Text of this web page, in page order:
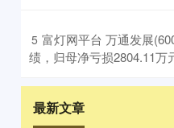
5 富灯网平台 万通发展
绩，归母净亏损2804.11万
最新文章